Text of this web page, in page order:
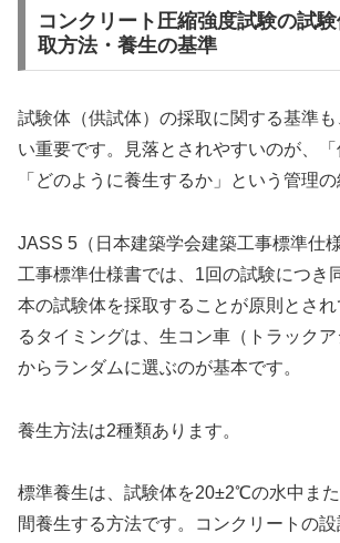
コンクリート圧縮強度試験の試
取方法・養生の基準
試験体（供試体）の採取に関する基準
い重要です。見落とされやすいのが、「
「どのように養生するか」という管理の
JASS 5（日本建築学会建築工事標準仕
工事標準仕様書では、1回の試験につき
本の試験体を採取することが原則とさ
るタイミングは、生コン車（トラック
からランダムに選ぶのが基本です。
養生方法は2種類あります。
標準養生は、試験体を20±2℃の水中ま
間養生する方法です。コンクリートの